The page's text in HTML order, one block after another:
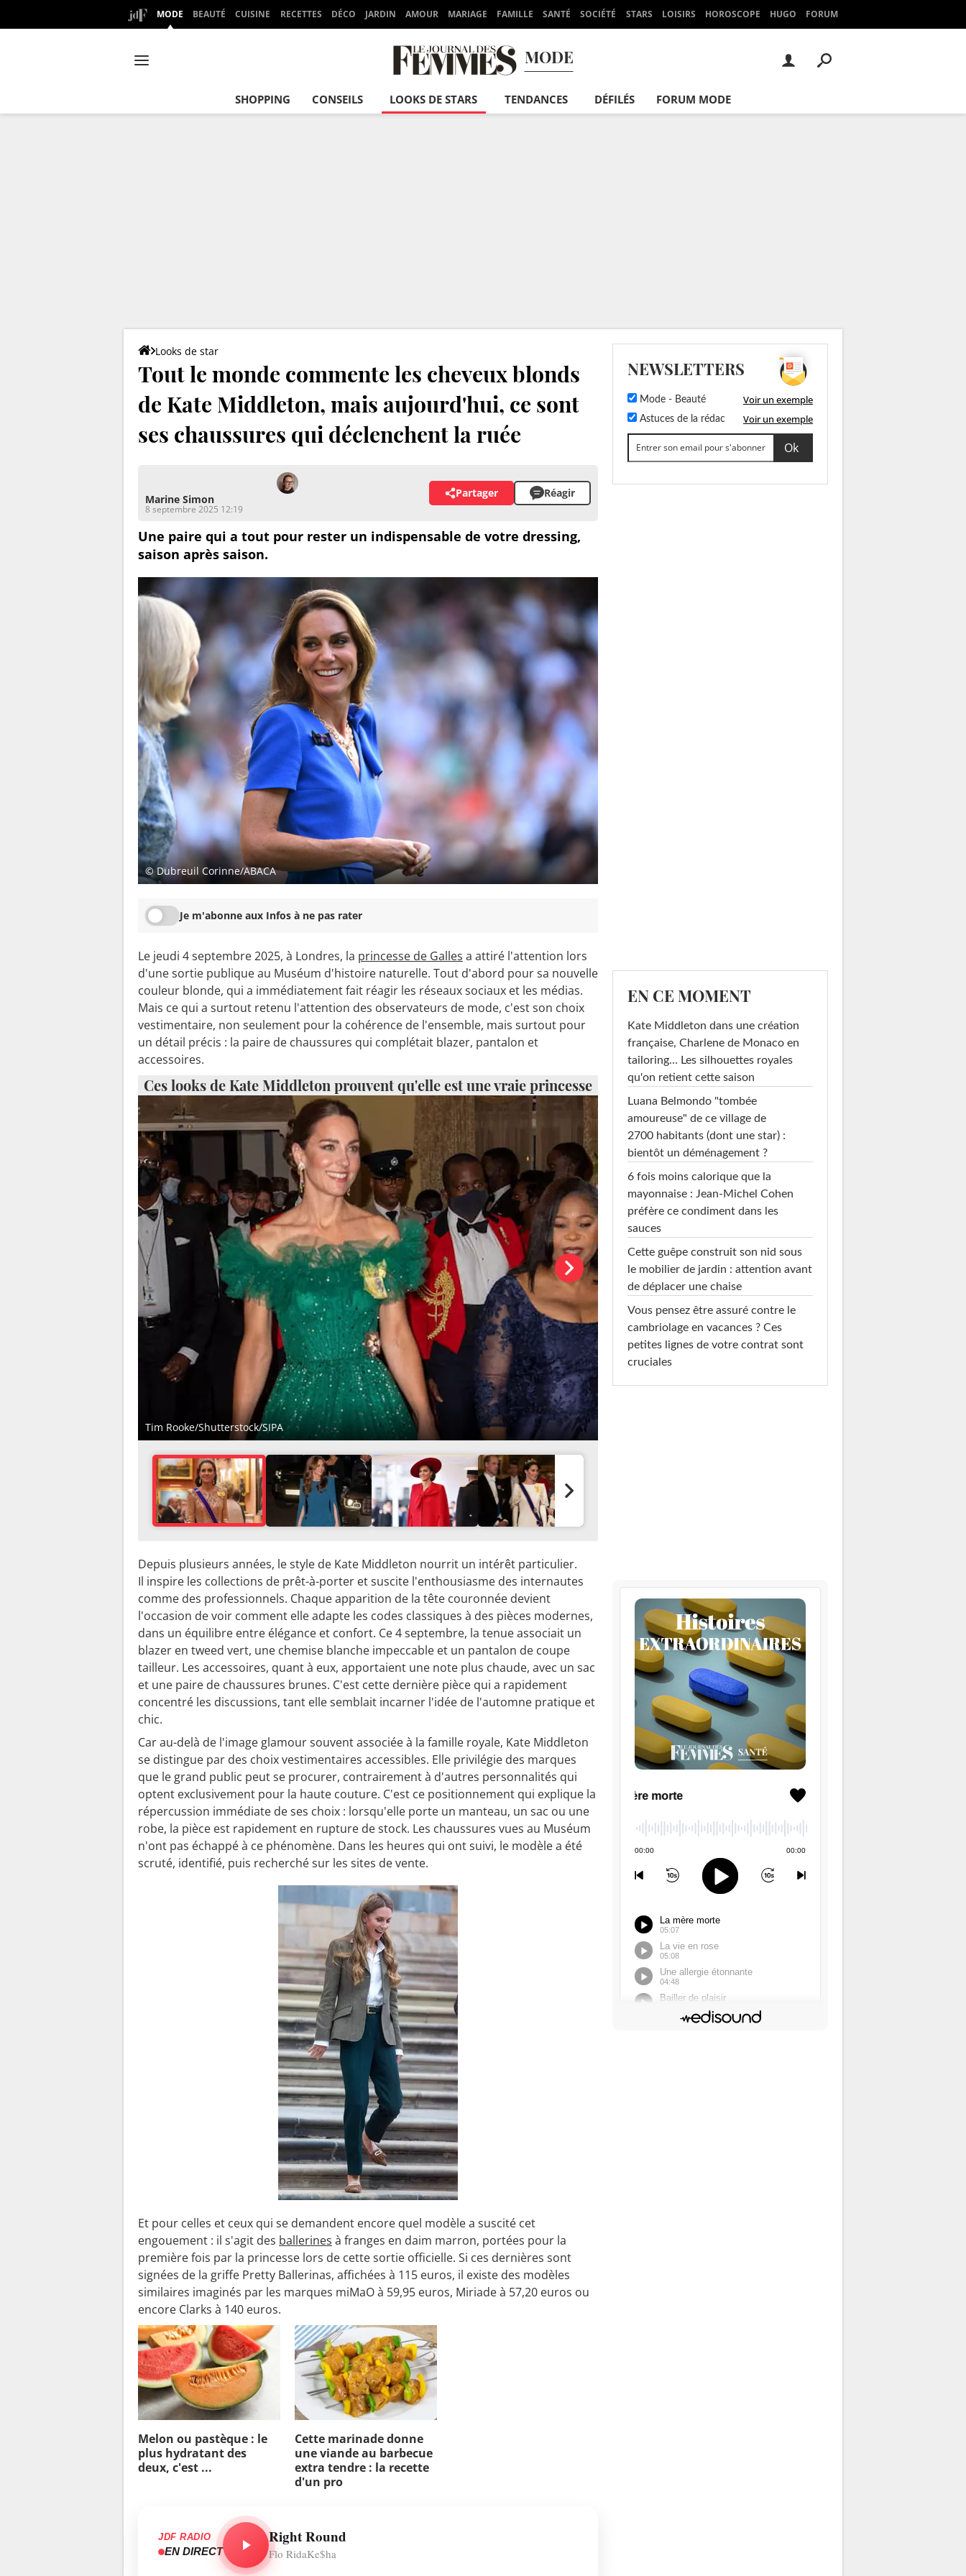
MODE BEAUTÉ CUISINE RECETTES DÉCO JARDIN AMOUR MARIAGE FAMILLE SANTÉ SOCIÉTÉ STARS LOISIRS HOROSCOPE HUGO FORUM
MODE
SHOPPING CONSEILS LOOKS DE STARS TENDANCES DÉFILÉS FORUM MODE
Looks de star
Tout le monde commente les cheveux blonds
de Kate Middleton, mais aujourd'hui, ce sont
ses chaussures qui déclenchent la ruée
Marine Simon
8 septembre 2025 12:19
Partager Réagir
Une paire qui a tout pour rester un indispensable de votre dressing,
saison après saison.
© Dubreuil Corinne/ABACA
Je m'abonne aux Infos à ne pas rater
Le jeudi 4 septembre 2025, à Londres, la princesse de Galles a attiré l'attention lors
d'une sortie publique au Muséum d'histoire naturelle. Tout d'abord pour sa nouvelle
couleur blonde, qui a immédiatement fait réagir les réseaux sociaux et les médias.
Mais ce qui a surtout retenu l'attention des observateurs de mode, c'est son choix
vestimentaire, non seulement pour la cohérence de l'ensemble, mais surtout pour
un détail précis : la paire de chaussures qui complétait blazer, pantalon et
accessoires.
Ces looks de Kate Middleton prouvent qu'elle est une vraie princesse
Tim Rooke/Shutterstock/SIPA
Depuis plusieurs années, le style de Kate Middleton nourrit un intérêt particulier.
Il inspire les collections de prêt-à-porter et suscite l'enthousiasme des internautes
comme des professionnels. Chaque apparition de la tête couronnée devient
l'occasion de voir comment elle adapte les codes classiques à des pièces modernes,
dans un équilibre entre élégance et confort. Ce 4 septembre, la tenue associait un
blazer en tweed vert, une chemise blanche impeccable et un pantalon de coupe
tailleur. Les accessoires, quant à eux, apportaient une note plus chaude, avec un sac
et une paire de chaussures brunes. C'est cette dernière pièce qui a rapidement
concentré les discussions, tant elle semblait incarner l'idée de l'automne pratique et
chic.
Car au-delà de l'image glamour souvent associée à la famille royale, Kate Middleton
se distingue par des choix vestimentaires accessibles. Elle privilégie des marques
que le grand public peut se procurer, contrairement à d'autres personnalités qui
optent exclusivement pour la haute couture. C'est ce positionnement qui explique la
répercussion immédiate de ses choix : lorsqu'elle porte un manteau, un sac ou une
robe, la pièce est rapidement en rupture de stock. Les chaussures vues au Muséum
n'ont pas échappé à ce phénomène. Dans les heures qui ont suivi, le modèle a été
scruté, identifié, puis recherché sur les sites de vente.
Et pour celles et ceux qui se demandent encore quel modèle a suscité cet
engouement : il s'agit des ballerines à franges en daim marron, portées pour la
première fois par la princesse lors de cette sortie officielle. Si ces dernières sont
signées de la griffe Pretty Ballerinas, affichées à 115 euros, il existe des modèles
similaires imaginés par les marques miMaO à 59,95 euros, Miriade à 57,20 euros ou
encore Clarks à 140 euros.
Melon ou pastèque : le
plus hydratant des
deux, c'est ...
Cette marinade donne
une viande au barbecue
extra tendre : la recette
d'un pro
JDF RADIO
EN DIRECT
Right Round
Flo RidaKe$ha
NEWSLETTERS
Mode - Beauté Voir un exemple
Astuces de la rédac Voir un exemple
EN CE MOMENT
Kate Middleton dans une création
française, Charlene de Monaco en
tailoring… Les silhouettes royales
qu'on retient cette saison
Luana Belmondo "tombée
amoureuse" de ce village de
2700 habitants (dont une star) :
bientôt un déménagement ?
6 fois moins calorique que la
mayonnaise : Jean-Michel Cohen
préfère ce condiment dans les
sauces
Cette guêpe construit son nid sous
le mobilier de jardin : attention avant
de déplacer une chaise
Vous pensez être assuré contre le
cambriolage en vacances ? Ces
petites lignes de votre contrat sont
cruciales